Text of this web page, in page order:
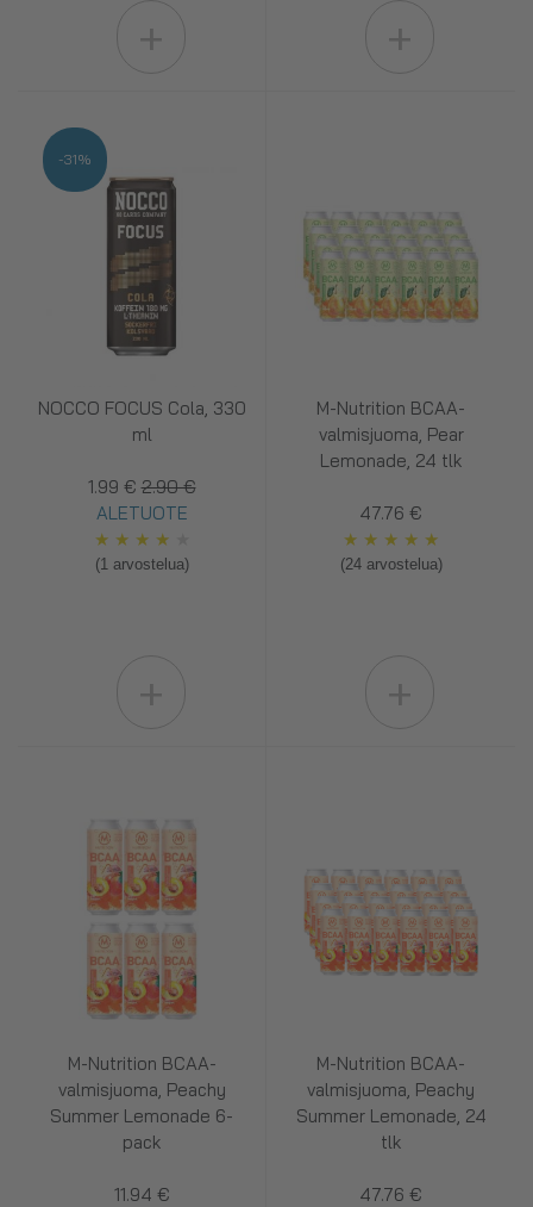
NOCCO FOCUS Cola, 330
ml
1.99 € 2.90 €
ALETUOTE
★ ★ ★ ★
(1 arvostelua)
-31%
M-Nutrition BCAA-
valmisjuoma, Pear
Lemonade, 24 tlk
47.76 €
★ ★ ★ ★ ★
(24 arvostelua)
M-Nutrition BCAA-
valmisjuoma, Peachy
Summer Lemonade 6-
pack
11.94 €
M-Nutrition BCAA-
valmisjuoma, Peachy
Summer Lemonade, 24
tlk
47.76 €